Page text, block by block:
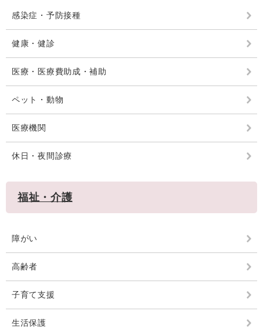
感染症・予防接種
健康・健診
医療・医療費助成・補助
ペット・動物
医療機関
休日・夜間診療
福祉・介護
障がい
高齢者
子育て支援
生活保護